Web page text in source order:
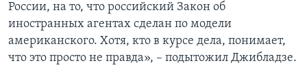
России, на то, что российский Закон об
иностранных агентах сделан по модели
американского. Хотя, кто в курсе дела, понимает,
что это просто не правда», – подытожил Джибладзе.